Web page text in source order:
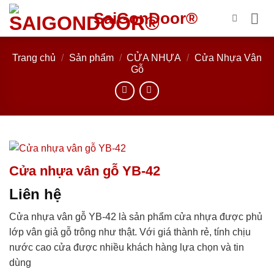
Bỏ
qua
nội
dung
SaiGonDoor®
Trang chủ / Sản phẩm / CỬA NHỰA / Cửa Nhựa Vân
Gỗ
Cửa nhựa vân gỗ YB-42
Liên hệ
Cửa nhựa vân gỗ YB-42 là sản phẩm cửa nhựa được phủ
lớp vân giả gỗ trông như thật. Với giá thành rẻ, tính chịu
nước cao cửa được nhiều khách hàng lựa chọn và tin
dùng